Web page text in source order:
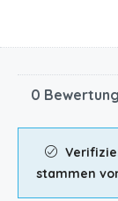
0 Bewertung
stammen